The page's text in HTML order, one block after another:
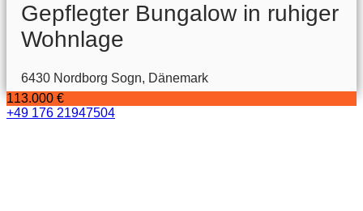
Gepflegter Bungalow in ruhiger
Wohnlage
6430 Nordborg Sogn, Dänemark
113.000 €
+49 176 21947504